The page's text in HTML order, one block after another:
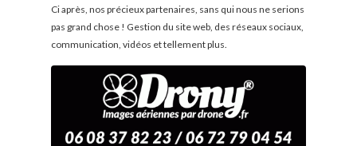
Ci après, nos précieux partenaires, sans qui nous ne serions
pas grand chose ! Gestion du site web, des réseaux sociaux,
communication, vidéos et tellement plus.